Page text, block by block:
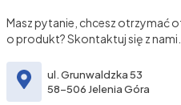
Masz pytanie, chcesz otrzymać
o produkt? Skontaktuj się z nami.
ul. Grunwaldzka 53
58-506 Jelenia Góra